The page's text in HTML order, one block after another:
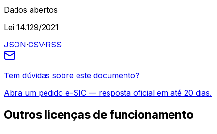
Dados abertos
Lei 14.129/2021
JSON·CSV·RSS
Tem dúvidas sobre este documento?
Abra um pedido e-SIC — resposta oficial em até 20 dias.
Outros licenças de funcionamento